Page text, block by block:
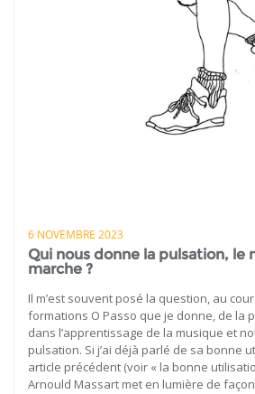
6 NOVEMBRE 2023
Qui nous donne la pulsation, le
marche ?
Il m’est souvent posé la question, au
formations O Passo que je donne, de la
dans l’apprentissage de la musique et
pulsation. Si j’ai déjà parlé de sa bonne
article précédent (voir « la bonne
Arnould Massart met en lumière de